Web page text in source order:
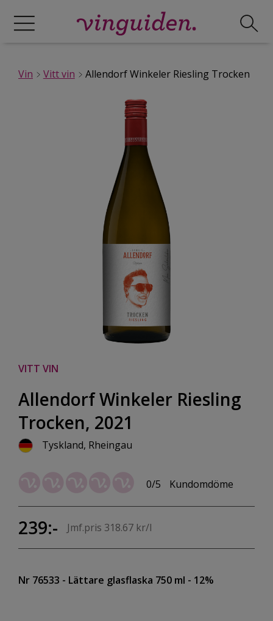
Vin Vitt vin Allendorf Winkeler Riesling Trocken
VITT VIN
Allendorf Winkeler Riesling
Trocken, 2021
Tyskland, Rheingau
0/5 Kundomdöme
239:- Jmf.pris 318.67 kr/l
Nr 76533 - Lättare glasflaska 750 ml - 12%